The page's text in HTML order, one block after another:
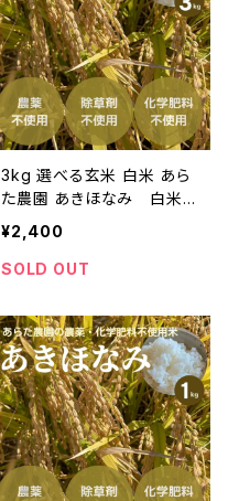
3kg 選べる玄米 白米 あら
た農園 あきほなみ 白米
玄米 農薬 化学肥料 除草
剤 不使用 掛け干し 2
023年産
¥2,400
SOLD OUT